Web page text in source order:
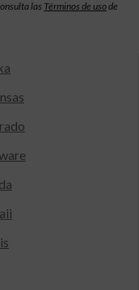
las Términos de usode